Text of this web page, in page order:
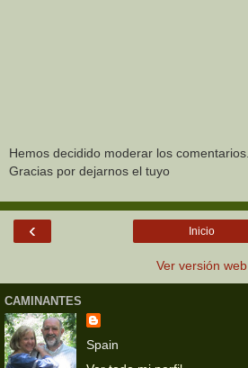
Hemos decidido moderar los comentarios.
Gracias por dejarnos el tuyo
‹ Inicio
Ver versión web
CAMINANTES
Spain